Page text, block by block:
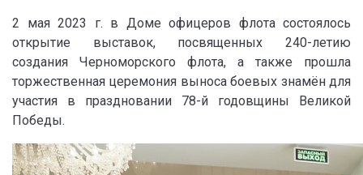
2 мая 2023 г. в Доме офицеров флота состоялось
открытие выставок, посвященных 240-летию
создания Черноморского флота, а также прошла
торжественная церемония выноса боевых знамён для
участия в праздновании 78-й годовщины Великой
Победы.